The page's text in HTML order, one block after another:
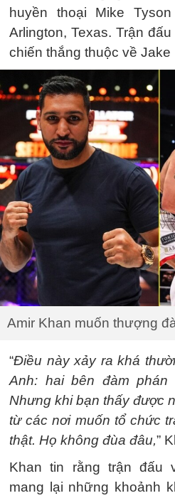
huyền thoại Mike
Arlington, Texas. Trận
chiến thắng thuộc về Jake
Amir Khan muốn thượng
“Điều này xảy ra khá
Anh: hai bên đàm
Nhưng khi bạn thấy được
từ các nơi muốn tổ chức
thật. Họ không đùa đâu,”
Khan tin rằng trận đấu
mang lại những khoảnh